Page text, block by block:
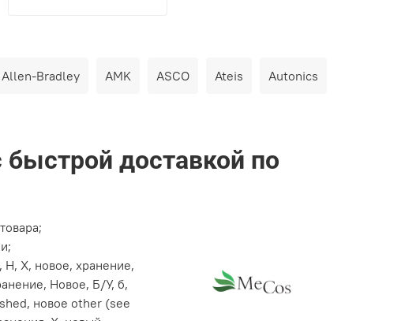
Allen-Bradley AMK ASCO Ateis
Autonics
доставкой по
Н, Х, новое, хранение,
Новое, Б/У, б,
новое other (see